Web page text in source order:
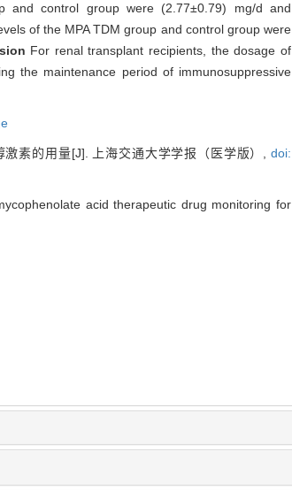
and control group were (2.77±0.79) mg/d and
of the MPA TDM group and control group were
For renal transplant recipients, the dosage of
the maintenance period of immunosuppressive
素的用量[J]. 上海交通大学学报（医学版）, doi:
acid therapeutic drug monitoring for